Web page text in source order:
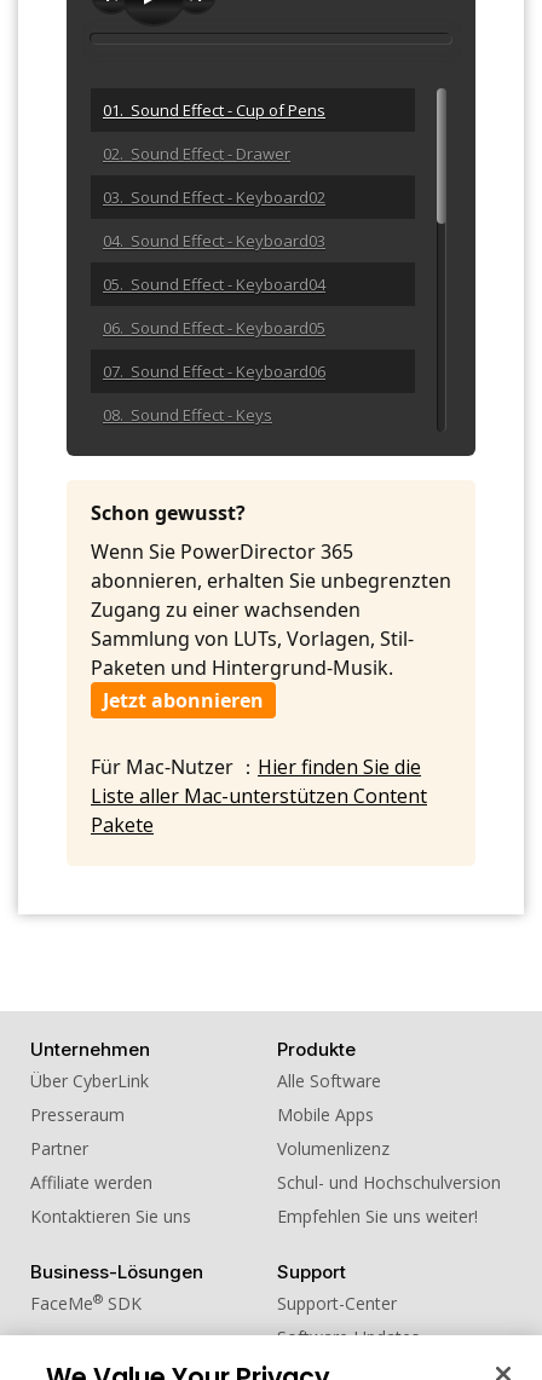
01. Sound Effect - Cup of Pens
02. Sound Effect - Drawer
03. Sound Effect - Keyboard02
04. Sound Effect - Keyboard03
05. Sound Effect - Keyboard04
06. Sound Effect - Keyboard05
07. Sound Effect - Keyboard06
08. Sound Effect - Keys
09. Sound Effect - Pen Clicking
10. Sound Effect - Pencil Writing
11. Sound Effect - Rulertwang03
12. Sound Effect - Rulertwang04
13. Sound Effect - Rulertwang05
14. Sound Effect - Scissors
15. Sound Effect - Snip 01
16. Sound Effect - Snip 02
17. Sound Effect - Stapler
Schon gewusst?
Wenn Sie PowerDirector 365
abonnieren, erhalten Sie unbegrenzten
Zugang zu einer wachsenden
Sammlung von LUTs, Vorlagen, Stil-
Paketen und Hintergrund-Musik.
Jetzt abonnieren
Für Mac-Nutzer ： Hier finden Sie die
Liste aller Mac-unterstützen Content
Pakete
Unternehmen
Über CyberLink
Presseraum
Partner
Affiliate werden
Kontaktieren Sie uns
Produkte
Alle Software
Mobile Apps
Volumenlizenz
Schul- und Hochschulversion
Empfehlen Sie uns weiter!
Business-Lösungen
FaceMe® SDK
Support
Support-Center
Software-Updates
Lernen + Wissen